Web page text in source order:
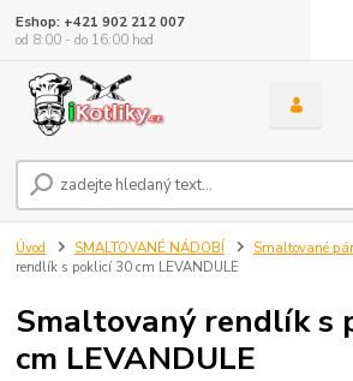
Eshop: +421 902 212 007
od 8:00 - do 16:00 hod
Úvod SMALTOVANÉ NÁDOBÍ Smaltované
rendlík s poklicí 30 cm LEVANDULE
Smaltovaný rendlík s
cm LEVANDULE